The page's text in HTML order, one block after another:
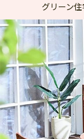
ダイニングセット
グリーン